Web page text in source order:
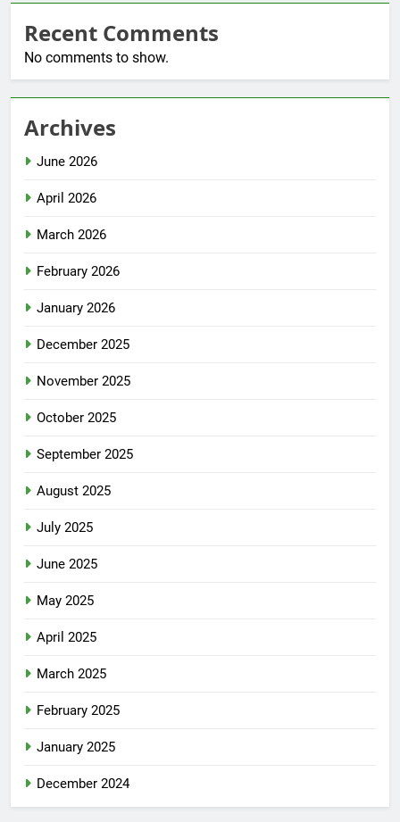
Recent Comments
No comments to show.
Archives
June 2026
April 2026
March 2026
February 2026
January 2026
December 2025
November 2025
October 2025
September 2025
August 2025
July 2025
June 2025
May 2025
April 2025
March 2025
February 2025
January 2025
December 2024